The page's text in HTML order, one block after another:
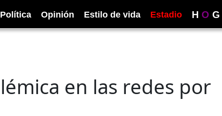
Política Opinión Estilo de vida Estadio H O G
en las redes por